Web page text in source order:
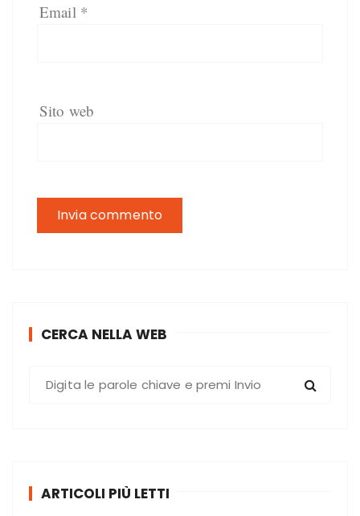
Email *
Sito web
CERCA NELLA WEB
ARTICOLI PIÙ LETTI